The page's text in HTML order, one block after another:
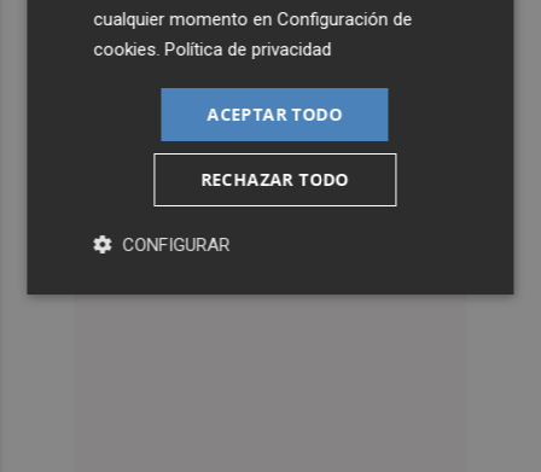
cualquier momento enConfiguración de
cookies.Política de privacidad
ACEPTAR TODO
RECHAZAR TODO
CONFIGURAR